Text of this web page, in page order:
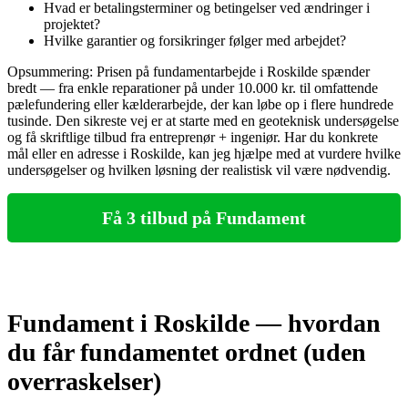
Hvad er betalingsterminer og betingelser ved ændringer i
projektet?
Hvilke garantier og forsikringer følger med arbejdet?
Opsummering: Prisen på fundamentarbejde i Roskilde spænder
bredt — fra enkle reparationer på under 10.000 kr. til omfattende
pælefundering eller kælderarbejde, der kan løbe op i flere hundrede
tusinde. Den sikreste vej er at starte med en geoteknisk undersøgelse
og få skriftlige tilbud fra entreprenør + ingeniør. Har du konkrete
mål eller en adresse i Roskilde, kan jeg hjælpe med at vurdere hvilke
undersøgelser og hvilken løsning der realistisk vil være nødvendig.
Få 3 tilbud på Fundament
Fundament i Roskilde — hvordan
du får fundamentet ordnet (uden
overraskelser)